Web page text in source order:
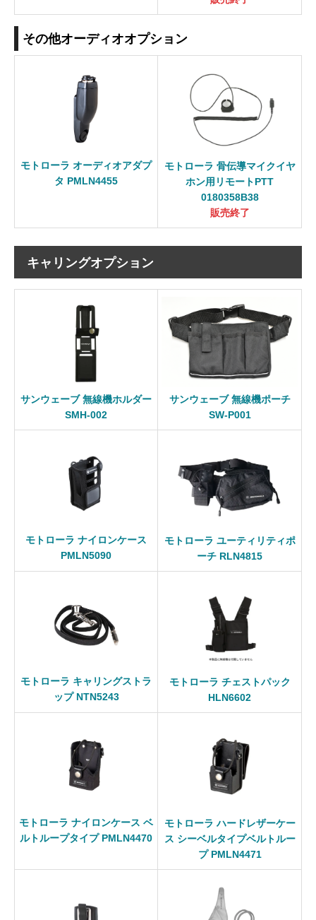
その他オーディオオプション
モトローラ オーディオアダプ
タ PMLN4455
モトローラ 骨伝導マイクイヤ
ホン用リモートPTT
0180358B38
販売終了
キャリングオプション
サンウェーブ 無線機ホルダー
SMH-002
サンウェーブ 無線機ポーチ
SW-P001
モトローラ ナイロンケース
PMLN5090
モトローラ ユーティリティポ
ーチ RLN4815
モトローラ キャリングストラ
ップ NTN5243
モトローラ チェストパック
HLN6602
モトローラ ナイロンケース ベ
ルトループタイプ PMLN4470
モトローラ ハードレザーケー
ス シーベルタイプベルトルー
プ PMLN4471